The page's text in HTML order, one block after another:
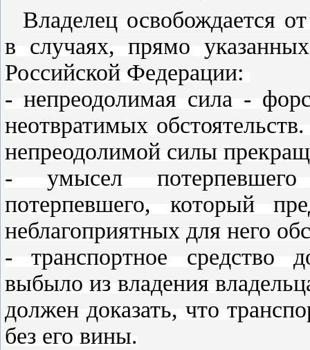
Владелец освобождается
в случаях, прямо
Российской Федерации:
- непреодолимая сила -
неотвратимых
непреодолимой силы
- умысел
потерпевшего, который
неблагоприятных для него
- транспортное средство
выбыло из владения
должен доказать, что
без его вины.